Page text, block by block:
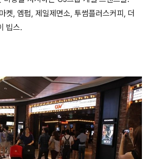
켓, 엠펍, 제일제면소, 투썸플러스커피, 더
빕스.